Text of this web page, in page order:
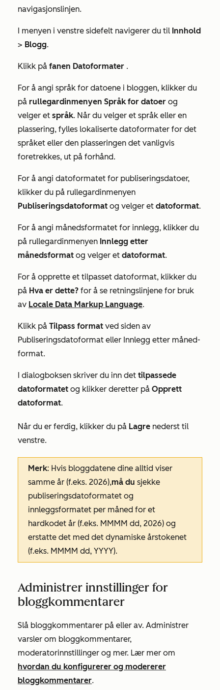
navigasjonslinjen.
I menyen i venstre sidefelt navigerer du til Innhold
> Blogg.
Klikk på fanen Datoformater .
For å angi språk for datoene i bloggen, klikker du
på rullegardinmenyen Språk for datoer og
velger et språk. Når du velger et språk eller en
plassering, fylles lokaliserte datoformater for det
språket eller den plasseringen det vanligvis
foretrekkes, ut på forhånd.
For å angi datoformatet for publiseringsdatoer,
klikker du på rullegardinmenyen
Publiseringsdatoformat og velger et datoformat.
For å angi månedsformatet for innlegg, klikker du
på rullegardinmenyen Innlegg etter
månedsformat og velger et datoformat.
For å opprette et tilpasset datoformat, klikker du
på Hva er dette? for å se retningslinjene for bruk
av Locale Data Markup Language.
Klikk på Tilpass format ved siden av
Publiseringsdatoformat eller Innlegg etter måned-
format.
I dialogboksen skriver du inn det tilpassede
datoformatet og klikker deretter på Opprett
datoformat.
Når du er ferdig, klikker du på Lagre nederst til
venstre.
Merk: Hvis bloggdatene dine alltid viser
samme år (f.eks. 2026),må du sjekke
publiseringsdatoformatet og
innleggsformatet per måned for et
hardkodet år (f.eks. MMMM dd, 2026) og
erstatte det med det dynamiske årstokenet
(f.eks. MMMM dd, YYYY).
Administrer innstillinger for
bloggkommentarer
Slå bloggkommentarer på eller av. Administrer
varsler om bloggkommentarer,
moderatorinnstillinger og mer. Lær mer om
hvordan du konfigurerer og modererer
bloggkommentarer.